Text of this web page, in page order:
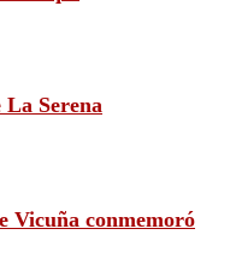
Serena
Vicuña conmemoró